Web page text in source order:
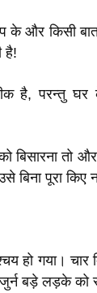
के और किसी
है!
है, परन्तु घर
बिसारना तो
बिना पूरा किए
हो गया। चार
बड़े लड़के को